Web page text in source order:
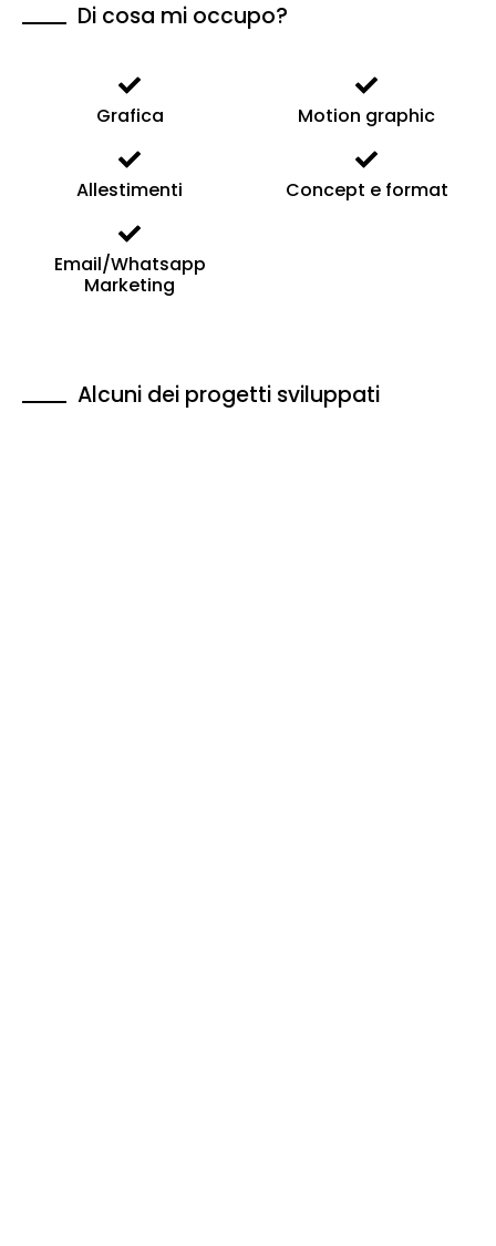
Di cosa mi occupo?
Grafica Motion graphic
Allestimenti Concept e format
Email/Whatsapp
Marketing
Alcuni dei progetti sviluppati